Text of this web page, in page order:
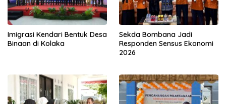
Imigrasi Kendari Bentuk Desa
Binaan di Kolaka
Sekda Bombana Jadi
Responden Sensus Ekonomi
2026